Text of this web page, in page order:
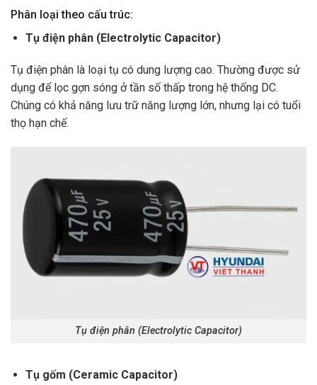
Phân loại theo cấu trúc:
Tụ điện phân (Electrolytic Capacitor)
Tụ điện phân là loại tụ có dung lượng cao. Thường được sử
dụng để lọc gợn sóng ở tần số thấp trong hệ thống DC.
Chúng có khả năng lưu trữ năng lượng lớn, nhưng lại có tuổi
thọ hạn chế.
Tụ điện phân (Electrolytic Capacitor)
Tụ gốm (Ceramic Capacitor)